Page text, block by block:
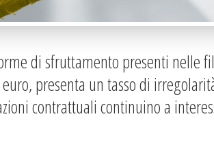
di sfruttamento presenti nelle
presenta un tasso di
contrattuali continuino a